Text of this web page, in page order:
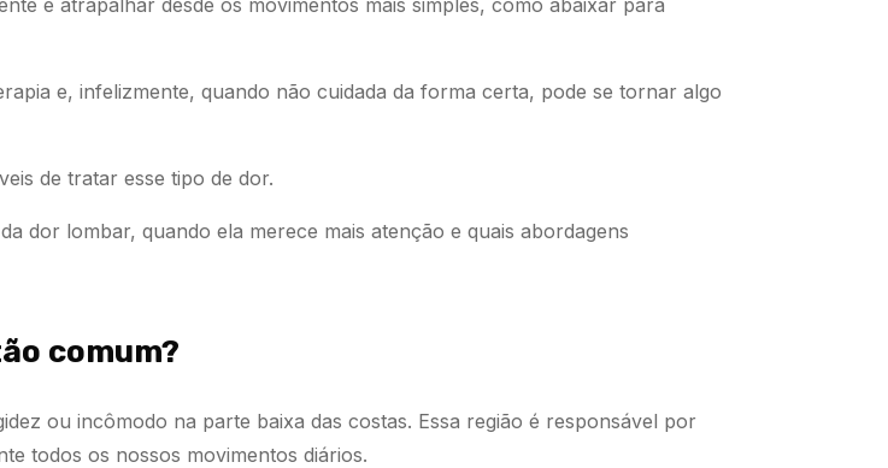
e, infelizmente, quando não cuidada da forma certa, pode se tornar algo
de tratar esse tipo de dor.
dor lombar, quando ela merece mais atenção e quais abordagens
comum?
ou incômodo na parte baixa das costas. Essa região é responsável por
todos os nossos movimentos diários.